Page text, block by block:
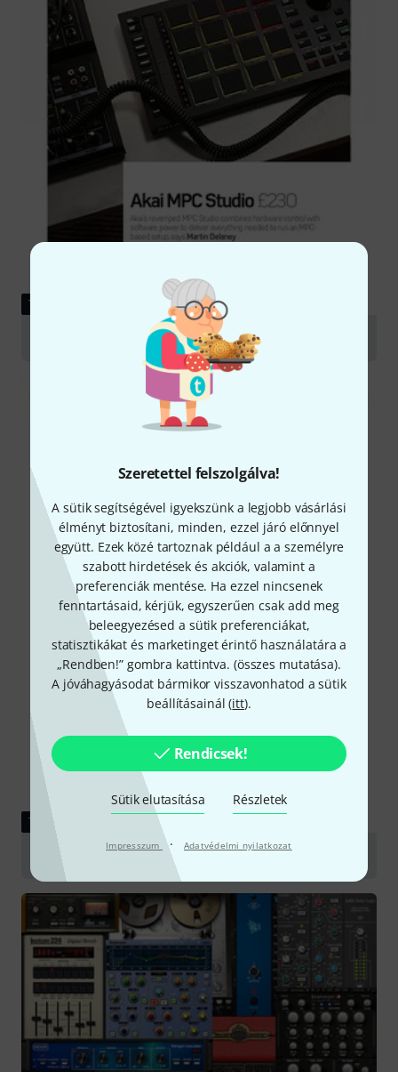
Szeretettel felszolgálva!
A sütik segítségével igyekszünk a legjobb vásárlási
élményt biztosítani, minden, ezzel járó előnnyel
együtt. Ezek közé tartoznak például a a személyre
szabott hirdetések és akciók, valamint a
preferenciák mentése. Ha ezzel nincsenek
fenntartásaid, kérjük, egyszerűen csak add meg
beleegyezésed a sütik preferenciákat,
statisztikákat és marketinget érintő használatára a
„Rendben!” gombra kattintva. (összes mutatása).
A jóváhagyásodat bármikor visszavonhatod a sütik
beállításainál (itt).
Rendicsek!
Sütik elutasítása Részletek
Impresszum · Adatvédelmi nyilatkozat
TESZTBESZÁMOLÓ
TESZTBESZÁMOLÓ
Akai MPC Studio MKII